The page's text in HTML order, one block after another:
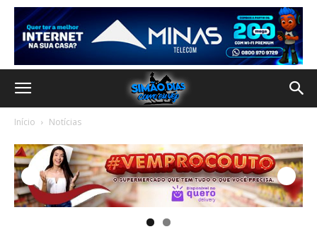
Início Notícias